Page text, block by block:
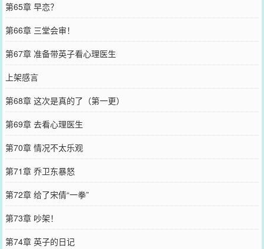
第65章 早恋？
第66章 三堂会审！
第67章 准备带英子看心理医生
上架感言
第68章 这次是真的了（第一更）
第69章 去看心理医生
第70章 情况不太乐观
第71章 乔卫东暴怒
第72章 给了宋倩“一拳”
第73章 吵架！
第74章 英子的日记